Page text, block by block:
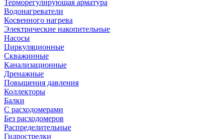
Терморегулирующая арматура
Водонагреватели
Косвенного нагрева
Электрические накопительные
Насосы
Циркуляционные
Скважинные
Канализационные
Дренажные
Повышения давления
Коллекторы
Балки
С расходомерами
Без расходомеров
Распределительные
Гидрострелки